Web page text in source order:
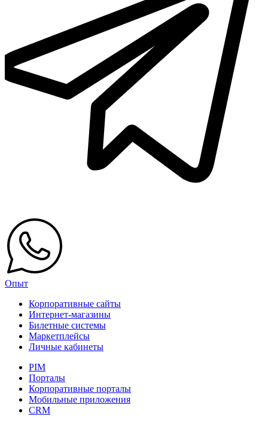
Опыт
Корпоративные сайты
Интернет-магазины
Билетные системы
Маркетплейсы
Личные кабинеты
PIM
Порталы
Корпоративные порталы
Мобильные приложения
CRM